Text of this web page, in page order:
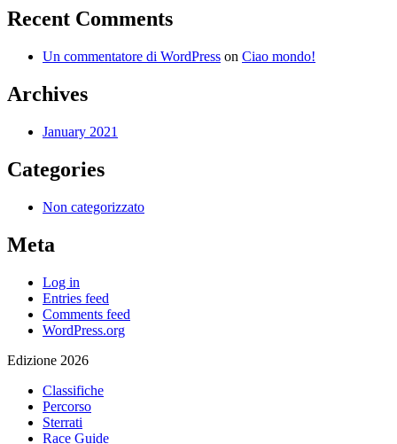
Recent Comments
Un commentatore di WordPress on Ciao mondo!
Archives
January 2021
Categories
Non categorizzato
Meta
Log in
Entries feed
Comments feed
WordPress.org
Edizione 2026
Classifiche
Percorso
Sterrati
Race Guide